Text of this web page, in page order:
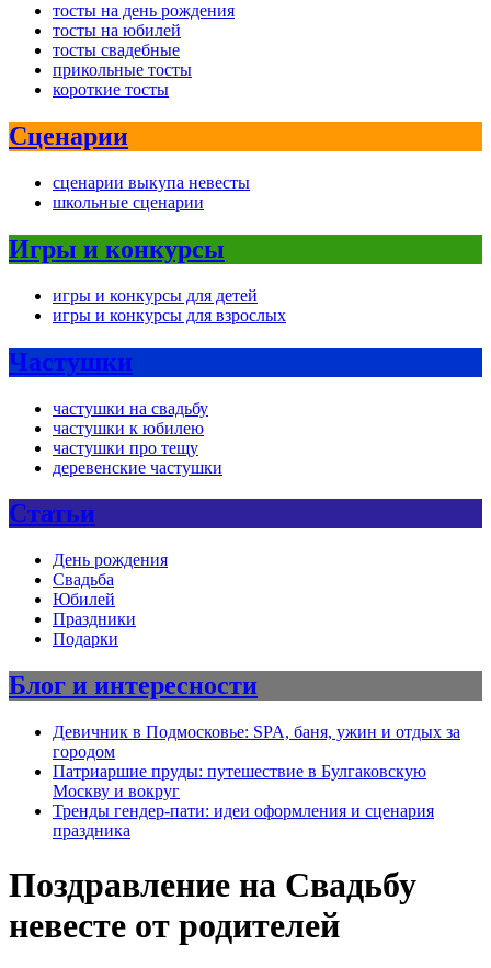
тосты на день рождения
тосты на юбилей
тосты свадебные
прикольные тосты
короткие тосты
Сценарии
сценарии выкупа невесты
школьные сценарии
Игры и конкурсы
игры и конкурсы для детей
игры и конкурсы для взрослых
Частушки
частушки на свадьбу
частушки к юбилею
частушки про тещу
деревенские частушки
Статьи
День рождения
Свадьба
Юбилей
Праздники
Подарки
Блог и интересности
Девичник в Подмосковье: SPA, баня, ужин и отдых за
городом
Патриаршие пруды: путешествие в Булгаковскую
Москву и вокруг
Тренды гендер-пати: идеи оформления и сценария
праздника
Поздравление на Свадьбу
невесте от родителей